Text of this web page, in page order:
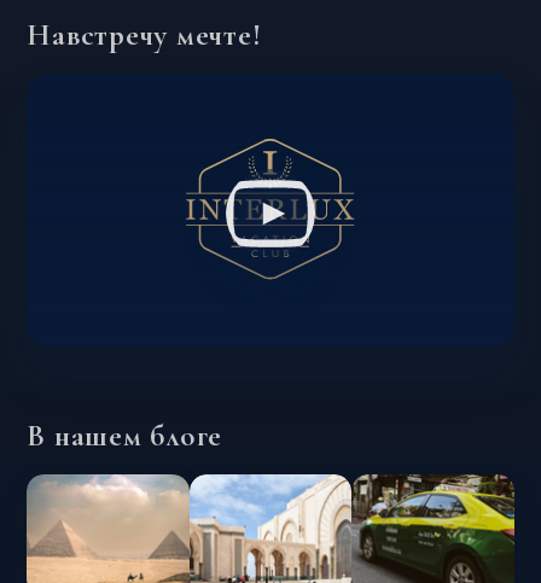
Навстречу мечте!
В нашем блоге